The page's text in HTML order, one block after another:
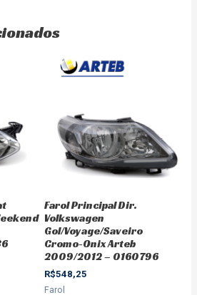
Farol Principal Dir.
Volkswagen
Gol/Voyage/Saveiro
Cromo-Onix Arteb
2009/2012 – 0160796
R$548,25
Farol